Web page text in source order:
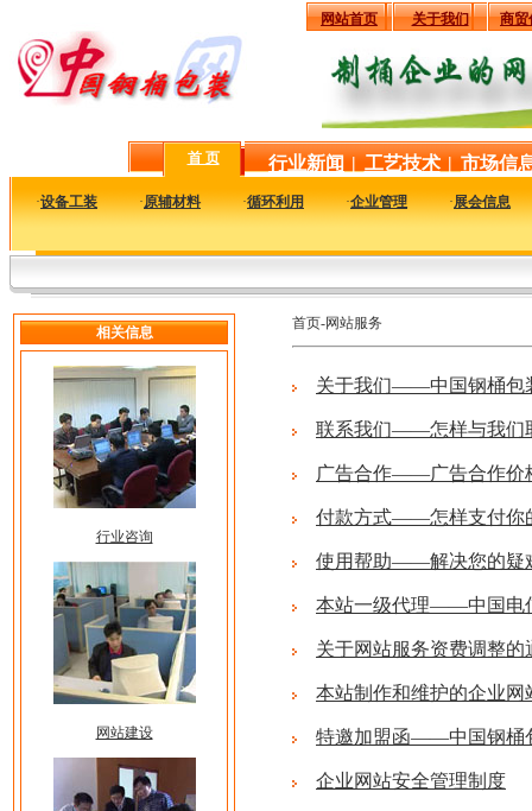
网站首页 关于我们 商贸
首 页 行业新闻 | 工艺技术 | 市场信
·设备工装 ·原辅材料 ·循环利用 ·企业管理 ·展会信息
相关信息
行业咨询
网站建设
首页-网站服务
关于我们——中国钢桶包
联系我们——怎样与我们
广告合作——广告合作价
付款方式——怎样支付你
使用帮助——解决您的疑
本站一级代理——中国电
关于网站服务资费调整的
本站制作和维护的企业网
特邀加盟函——中国钢桶
企业网站安全管理制度